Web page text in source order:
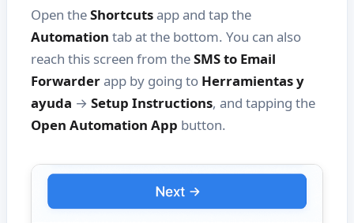
Open theShortcutsapp and tap the
Automation tab at the bottom. You can also
reach this screen from theSMS to Email
Forwarderapp by going to Herramientas y
ayuda → Setup Instructions, and tapping the
Open Automation App button.